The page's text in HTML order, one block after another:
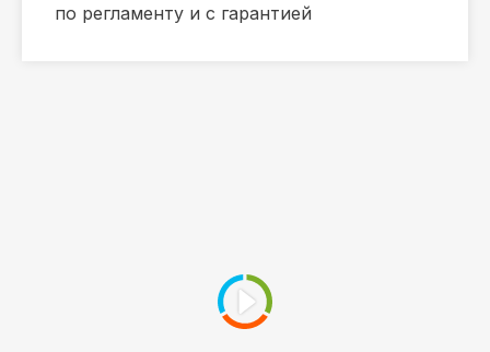
по регламенту и с гарантией